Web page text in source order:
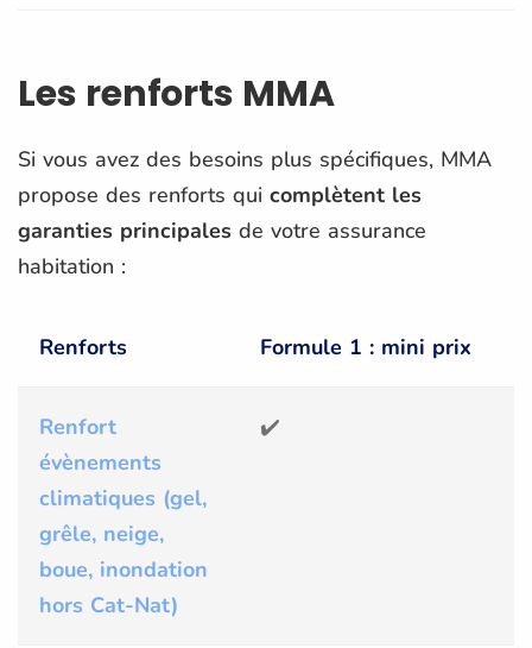
Les renforts MMA
Si vous avez des besoins plus spécifiques, MMA
propose des renforts qui complètent les
garanties principales de votre assurance
habitation :
Renforts Formule 1 : mini prix
Renfort
évènements
climatiques (gel,
grêle, neige,
boue, inondation
hors Cat-Nat)
✔️